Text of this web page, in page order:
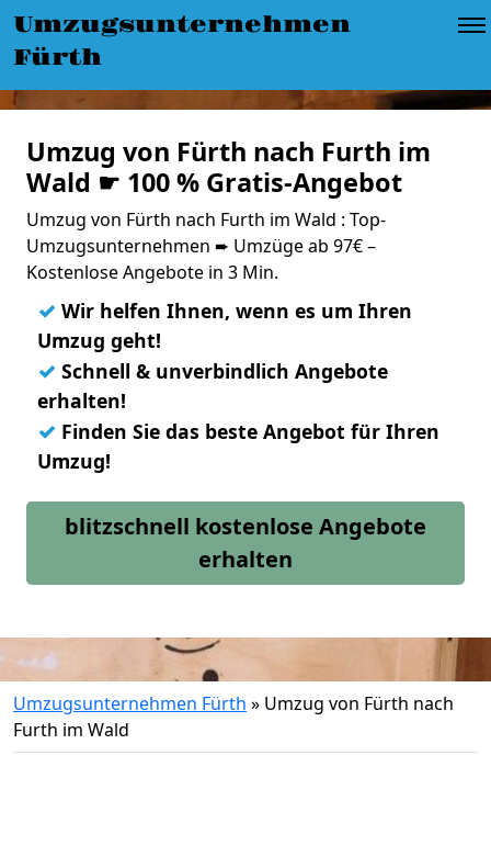
Umzugsunternehmen
Fürth
Umzug von Fürth nach Furth im
Wald ☛ 100 % Gratis-Angebot
Umzug von Fürth nach Furth im Wald : Top-
Umzugsunternehmen ➨ Umzüge ab 97€ –
Kostenlose Angebote in 3 Min.
✓ Wir helfen Ihnen, wenn es um Ihren
Umzug geht!
✓ Schnell & unverbindlich Angebote
erhalten!
✓ Finden Sie das beste Angebot für Ihren
Umzug!
blitzschnell kostenlose Angebote
erhalten
Umzugsunternehmen Fürth » Umzug von Fürth nach
Furth im Wald